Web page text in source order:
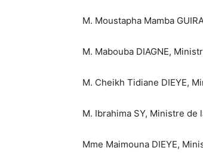
M. Moustapha Mamba
M. Mabouba DIAGNE,
M. Cheikh Tidiane DIEYE,
M. Ibrahima SY, Ministre de
Mme Maimouna DIEYE,